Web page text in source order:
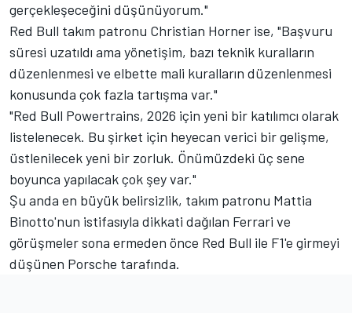
gerçekleşeceğini düşünüyorum."
Red Bull takım patronu Christian Horner ise, "Başvuru
süresi uzatıldı ama yönetişim, bazı teknik kuralların
düzenlenmesi ve elbette mali kuralların düzenlenmesi
konusunda çok fazla tartışma var."
"Red Bull Powertrains, 2026 için yeni bir katılımcı olarak
listelenecek. Bu şirket için heyecan verici bir gelişme,
üstlenilecek yeni bir zorluk. Önümüzdeki üç sene
boyunca yapılacak çok şey var."
Şu anda en büyük belirsizlik, takım patronu Mattia
Binotto'nun istifasıyla dikkati dağılan Ferrari ve
görüşmeler sona ermeden önce Red Bull ile F1'e girmeyi
düşünen Porsche tarafında.